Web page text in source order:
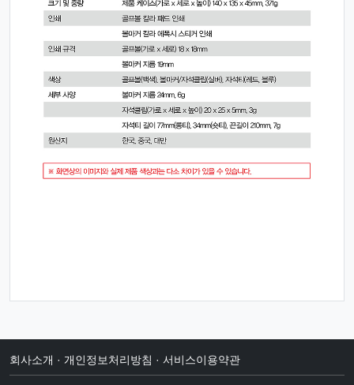
회사소개 · 개인정보처리방침 · 서비스이용약관